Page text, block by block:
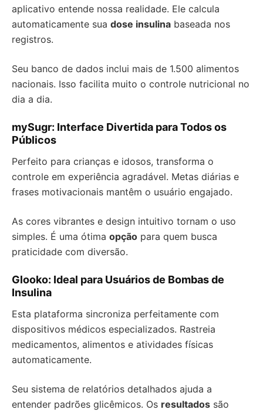
aplicativo entende nossa realidade. Ele calcula
automaticamente sua dose insulina baseada nos
registros.
Seu banco de dados inclui mais de 1.500 alimentos
nacionais. Isso facilita muito o controle nutricional no
dia a dia.
mySugr: Interface Divertida para Todos os
Públicos
Perfeito para crianças e idosos, transforma o
controle em experiência agradável. Metas diárias e
frases motivacionais mantêm o usuário engajado.
As cores vibrantes e design intuitivo tornam o uso
simples. É uma ótima opção para quem busca
praticidade com diversão.
Glooko: Ideal para Usuários de Bombas de
Insulina
Esta plataforma sincroniza perfeitamente com
dispositivos médicos especializados. Rastreia
medicamentos, alimentos e atividades físicas
automaticamente.
Seu sistema de relatórios detalhados ajuda a
entender padrões glicêmicos. Os resultados são